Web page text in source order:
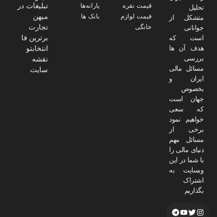
تحلیل
متشکل از
جوانانی
است که
هدف آن ها
بررسی
مسائل مالی
ایران و
بخصوص
جهان است
که سعی
خواهیم نمود
برخی از
مسائل مهم
دنیای مالی را
با شما در این
وبسایت به
اشتراک
بگذاریم
قیمت نقره
قیمت لوازم
خانگی
یارانه‌ها
بانک ها
تبلیغات در
میهن
تجارت
برترین فا
انتخابتو
نقشه
سایت